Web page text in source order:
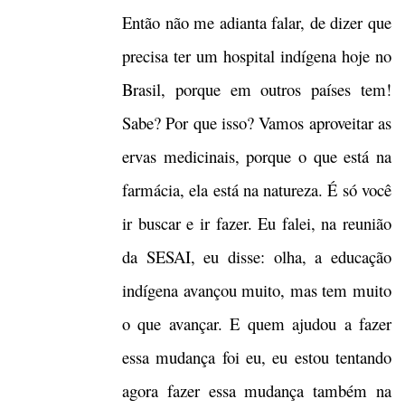
Então não me adianta falar, de dizer que
precisa ter um hospital indígena hoje no
Brasil, porque em outros países tem!
Sabe? Por que isso? Vamos aproveitar as
ervas medicinais, porque o que está na
farmácia, ela está na natureza. É só você
ir buscar e ir fazer. Eu falei, na reunião
da SESAI, eu disse: olha, a educação
indígena avançou muito, mas tem muito
o que avançar. E quem ajudou a fazer
essa mudança foi eu, eu estou tentando
agora fazer essa mudança também na